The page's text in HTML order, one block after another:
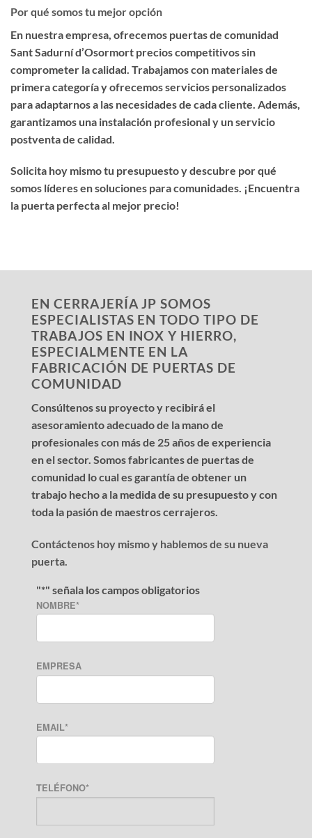
Por qué somos tu mejor opción
En nuestra empresa, ofrecemos puertas de comunidad
Sant Sadurní d’Osormort precios competitivossin
comprometer la calidad. Trabajamos con materiales de
primera categoría y ofrecemos servicios personalizados
para adaptarnos a las necesidades de cada cliente. Además,
garantizamos una instalación profesional y un servicio
postventa de calidad.
Solicita hoy mismo tu presupuesto y descubre por qué
somos líderes en soluciones para comunidades. ¡Encuentra
la puerta perfecta al mejor precio!
EN CERRAJERÍA JP SOMOS
ESPECIALISTAS EN TODO TIPO DE
TRABAJOS EN INOX Y HIERRO,
ESPECIALMENTE EN LA
FABRICACIÓN DE PUERTAS DE
COMUNIDAD
Consúltenos su proyecto y recibirá el
asesoramiento adecuado de la mano de
profesionales con más de 25 años de experiencia
en el sector. Somos fabricantes de puertas de
comunidad lo cual es garantía de obtener un
trabajo hecho a la medida de su presupuesto y con
toda la pasión de maestros cerrajeros.
Contáctenos hoy mismo y hablemos de su nueva
puerta.
"*" señala los campos obligatorios
NOMBRE*
EMPRESA
EMAIL*
TELÉFONO*